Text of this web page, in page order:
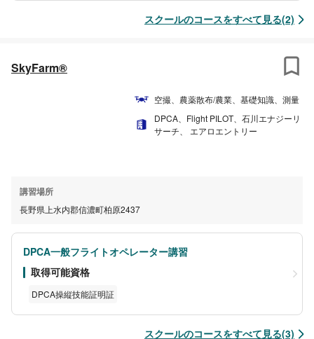
スクールのコースをすべて見る(2)
SkyFarm®︎
空撮、農薬散布/農業、基礎知識、測量
DPCA、Flight PILOT、石川エナジーリ
サーチ、 エアロエントリー
講習場所
長野県上水内郡信濃町柏原2437
DPCA一般フライトオペレーター講習
取得可能資格
DPCA操縦技能証明証
スクールのコースをすべて見る(3)